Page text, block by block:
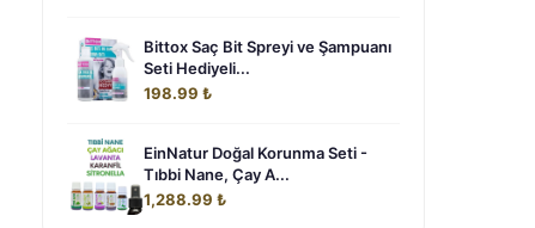
Bittox Saç Bit Spreyi ve Şampuanı
Seti Hediyeli...
198.99 ₺
EinNatur Doğal Korunma Seti -
Tıbbi Nane, Çay A...
1,288.99 ₺